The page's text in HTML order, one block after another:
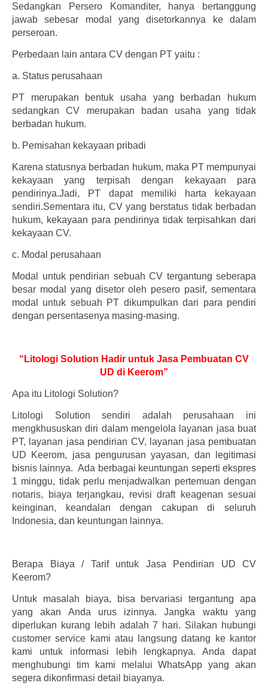
Sedangkan Persero Komanditer, hanya bertanggung
jawab sebesar modal yang disetorkannya ke dalam
perseroan.
Perbedaan lain antara CV dengan PT yaitu :
a. Status perusahaan
PT merupakan bentuk usaha yang berbadan hukum
sedangkan CV merupakan badan usaha yang tidak
berbadan hukum.
b. Pemisahan kekayaan pribadi
Karena statusnya berbadan hukum, maka PT mempunyai
kekayaan yang terpisah dengan kekayaan para
pendirinya.Jadi, PT dapat memiliki harta kekayaan
sendiri.Sementara itu, CV yang berstatus tidak berbadan
hukum, kekayaan para pendirinya tidak terpisahkan dari
kekayaan CV.
c. Modal perusahaan
Modal untuk pendirian sebuah CV tergantung seberapa
besar modal yang disetor oleh pesero pasif, sementara
modal untuk sebuah PT dikumpulkan dari para pendiri
dengan persentasenya masing-masing.
“Litologi Solution Hadir untuk Jasa Pembuatan CV
UD di Keerom”
Apa itu Litologi Solution?
Litologi Solution sendiri adalah perusahaan ini
mengkhususkan diri dalam mengelola layanan jasa buat
PT, layanan jasa pendirian CV, layanan jasa pembuatan
UD Keerom, jasa pengurusan yayasan, dan legitimasi
bisnis lainnya. Ada berbagai keuntungan seperti ekspres
1 minggu, tidak perlu menjadwalkan pertemuan dengan
notaris, biaya terjangkau, revisi draft keagenan sesuai
keinginan, keandalan dengan cakupan di seluruh
Indonesia, dan keuntungan lainnya.
Berapa Biaya / Tarif untuk Jasa Pendirian UD CV
Keerom?
Untuk masalah biaya, bisa bervariasi tergantung apa
yang akan Anda urus izinnya. Jangka waktu yang
diperlukan kurang lebih adalah 7 hari. Silakan hubungi
customer service kami atau langsung datang ke kantor
kami untuk informasi lebih lengkapnya. Anda dapat
menghubungi tim kami melalui WhatsApp yang akan
segera dikonfirmasi detail biayanya.